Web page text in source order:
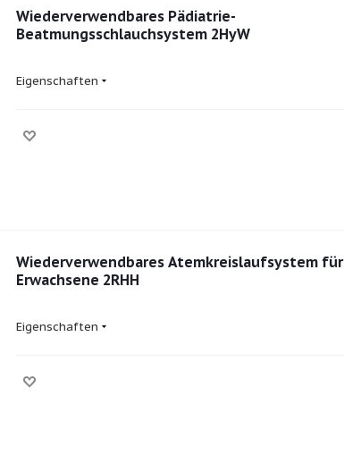
Wiederverwendbares Pädiatrie-
Beatmungsschlauchsystem 2HyW
Eigenschaften
Wiederverwendbares Atemkreislaufsystem für
Erwachsene 2RHH
Eigenschaften